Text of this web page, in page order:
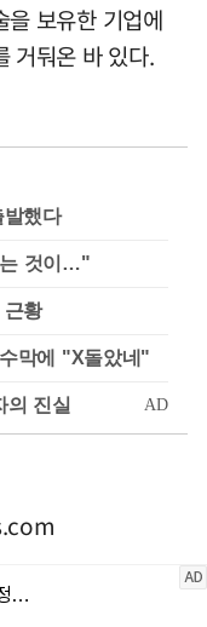
을 보유한 기업에
거둬온 바 있다.
했다
는 것이…"
근황
막에 "X돌았네"